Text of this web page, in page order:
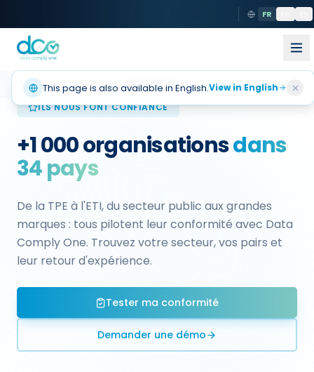
FR
Accueil Nos clients
Temoignages
ILS NOUS FONT CONFIANCE
+1 000 organisationsdans
34 pays
De la TPE à l'ETI, du secteur public aux grandes
marques : tous pilotent leur conformité avec Data
Comply One. Trouvez votre secteur, vos pairs et
leur retour d'expérience.
Tester ma conformité
Demander une démo
This page is also available in English.View in English